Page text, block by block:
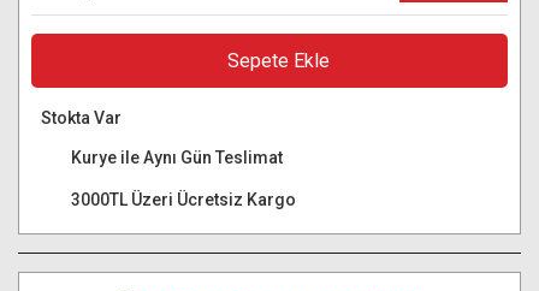
Sepete Ekle
Stokta Var
Kurye ile Aynı Gün Teslimat
3000TL Üzeri Ücretsiz Kargo